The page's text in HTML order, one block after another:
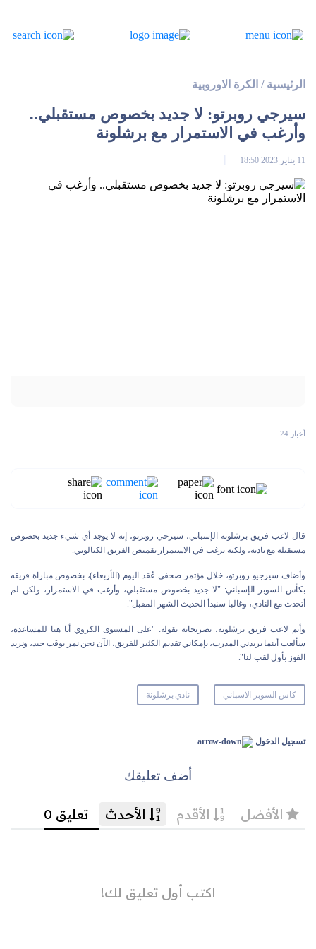
الرئيسية / الكرة الاوروبية
سيرجي روبرتو: لا جديد بخصوص مستقبلي..
وأرغب في الاستمرار مع برشلونة
11 يناير 2023 18:50
أخبار 24
قال لاعب فريق برشلونة الإسباني، سيرجي روبرتو، إنه لا يوجد أي شيء جديد بخصوص
مستقبله مع ناديه، ولكنه يرغب في الاستمرار بقميص الفريق الكتالوني.
وأضاف سيرجيو روبرتو، خلال مؤتمر صحفي عُقد اليوم (الأربعاء)، بخصوص مباراة فريقه
بكأس السوبر الإسباني: "لا جديد بخصوص مستقبلي، وأرغب في الاستمرار، ولكن لم
أتحدث مع النادي، وغالبا سنبدأ الحديث الشهر المقبل".
وأتم لاعب فريق برشلونة، تصريحاته بقوله: "على المستوى الكروي أنا هنا للمساعدة،
سألعب أينما يريدني المدرب، بإمكاني تقديم الكثير للفريق، الآن نحن نمر بوقت جيد، ونريد
الفوز بأول لقب لنا".
كاس السوبر الاسباني نادي برشلونة
تسجيل الدخول
أضف تعليقك